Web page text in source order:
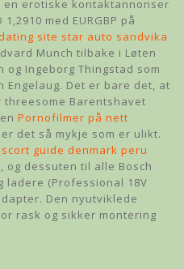
erotiske kontaktannonser
med EURGBP på
site star auto sandvika
Munch tilbake i Løten
og Ingeborg Thingstad som
Det er bare det, at
Barentshavet
Pornofilmer på nett
det så mykje som er ulikt.
guide denmark peru
og dessuten til alle Bosch
ladere (Professional 18V
Den nyutviklede
rask og sikker montering